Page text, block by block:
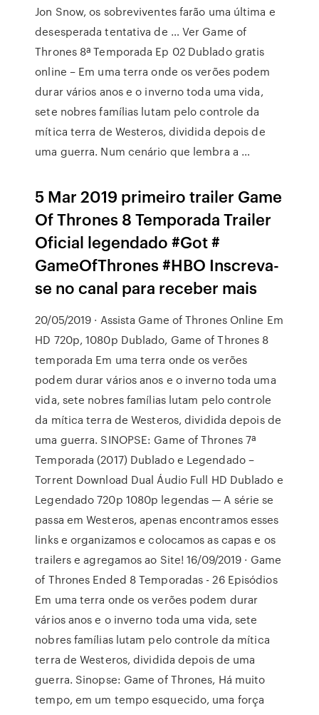
Jon Snow, os sobreviventes farão uma última e
desesperada tentativa de … Ver Game of
Thrones 8ª Temporada Ep 02 Dublado gratis
online – Em uma terra onde os verões podem
durar vários anos e o inverno toda uma vida,
sete nobres famílias lutam pelo controle da
mítica terra de Westeros, dividida depois de
uma guerra. Num cenário que lembra a …
5 Mar 2019 primeiro trailer Game
Of Thrones 8 Temporada Trailer
Oficial legendado #Got #
GameOfThrones #HBO Inscreva-
se no canal para receber mais
20/05/2019 · Assista Game of Thrones Online Em
HD 720p, 1080p Dublado, Game of Thrones 8
temporada Em uma terra onde os verões
podem durar vários anos e o inverno toda uma
vida, sete nobres famílias lutam pelo controle
da mítica terra de Westeros, dividida depois de
uma guerra. SINOPSE: Game of Thrones 7ª
Temporada (2017) Dublado e Legendado –
Torrent Download Dual Áudio Full HD Dublado e
Legendado 720p 1080p legendas — A série se
passa em Westeros, apenas encontramos esses
links e organizamos e colocamos as capas e os
trailers e agregamos ao Site! 16/09/2019 · Game
of Thrones Ended 8 Temporadas - 26 Episódios
Em uma terra onde os verões podem durar
vários anos e o inverno toda uma vida, sete
nobres famílias lutam pelo controle da mítica
terra de Westeros, dividida depois de uma
guerra. Sinopse: Game of Thrones, Há muito
tempo, em um tempo esquecido, uma força